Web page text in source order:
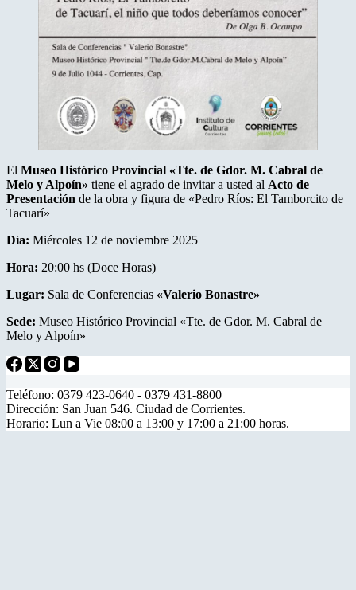
El Museo Histórico Provincial «Tte. de Gdor. M. Cabral de
Melo y Alpoín» tiene el agrado de invitar a usted al Acto de
Presentación de la obra y figura de «Pedro Ríos: El Tamborcito de
Tacuarí»
Día: Miércoles 12 de noviembre 2025
Hora: 20:00 hs (Doce Horas)
Lugar: Sala de Conferencias «Valerio Bonastre»
Sede: Museo Histórico Provincial «Tte. de Gdor. M. Cabral de
Melo y Alpoín»
Teléfono: 0379 423-0640 - 0379 431-8800
Dirección: San Juan 546. Ciudad de Corrientes.
Horario: Lun a Vie 08:00 a 13:00 y 17:00 a 21:00 horas.